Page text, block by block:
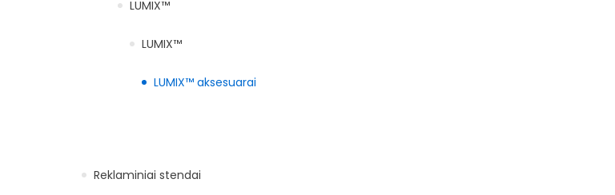
LUMIX™
LUMIX™
LUMIX™ aksesuarai
Reklaminiai stendai